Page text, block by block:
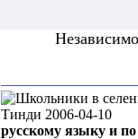
русскому языку и